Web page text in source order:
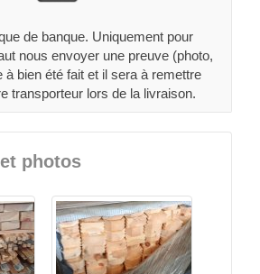
de banque. Uniquement pour
nous envoyer une preuve (photo,
à bien été fait et il sera à remettre
transporteur lors de la livraison.
photos